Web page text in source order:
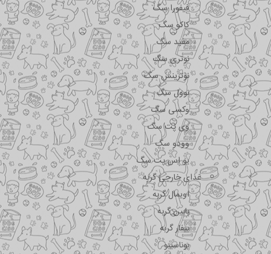
فیفورا سگ
کاکو سگ
مفید سگ
نوتری سگ
نوترینس سگ
نوول سگ
وکسی سگ
وی پت سگ
وودو سگ
یو اس پت سگ
غذای خارجی گربه
اویمال گربه
بابین گربه
بیفار گربه
بوناسیبو